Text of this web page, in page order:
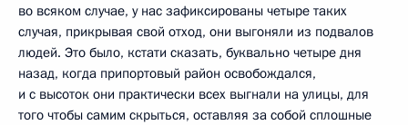
во всяком случае, у нас зафиксированы четыре таких
случая, прикрывая свой отход, они выгоняли из подвалов
людей. Это было, кстати сказать, буквально четыре дня
назад, когда припортовый район освобождался,
и с высоток они практически всех выгнали на улицы, для
того чтобы самим скрыться, оставляя за собой сплошные